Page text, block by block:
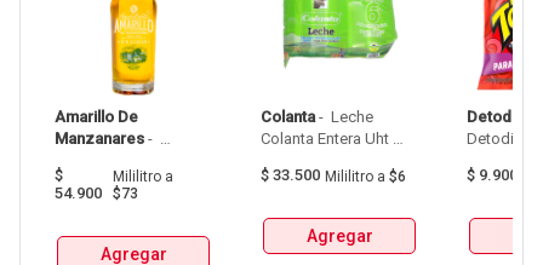
Amarillo De
Manzanares -
De Manzanares
$
54.900
Mililitroa
$73
Agregar
Colanta - Leche
Colanta Entera Uht
$ 33.500 Mililitro a $6
Agregar
Detodito
$ 9.900